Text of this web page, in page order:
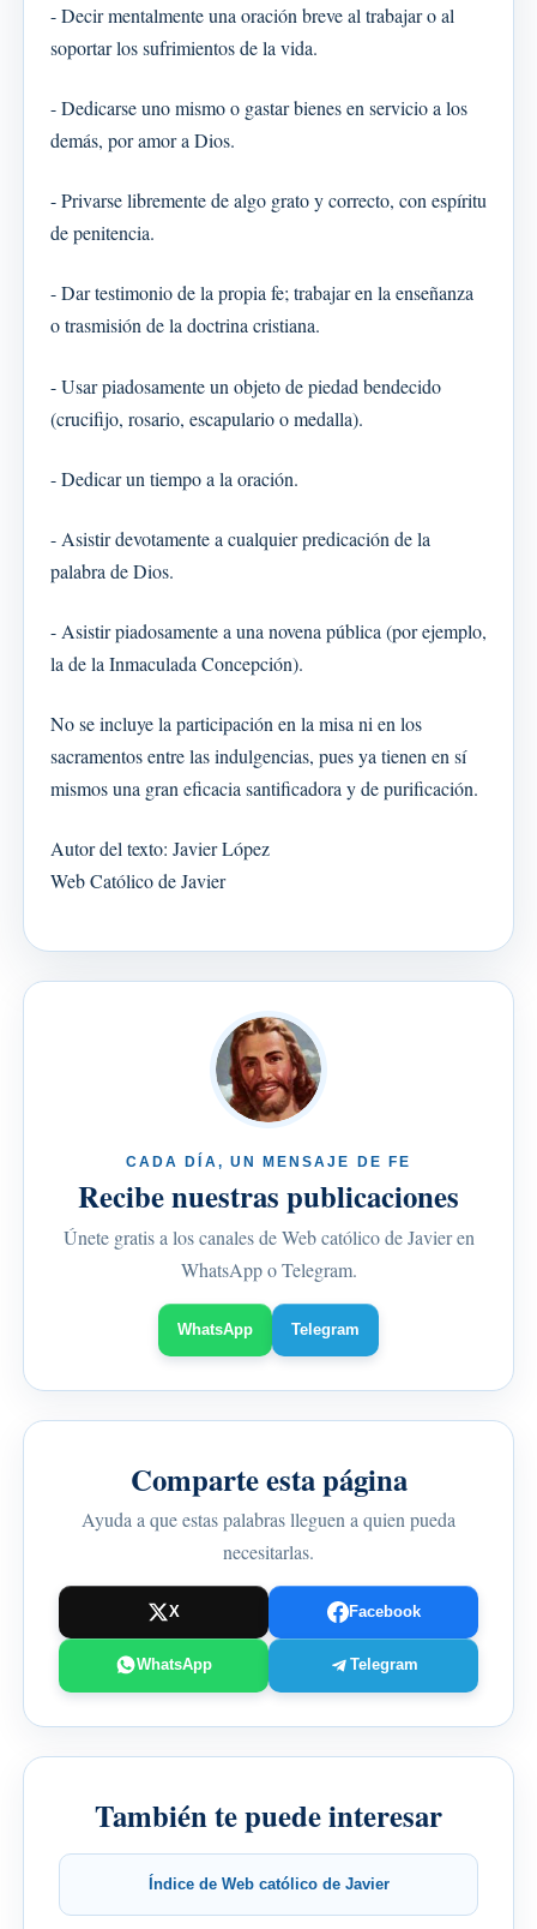
- Decir mentalmente una oración breve al trabajar o al
soportar los sufrimientos de la vida.
- Dedicarse uno mismo o gastar bienes en servicio a los
demás, por amor a Dios.
- Privarse libremente de algo grato y correcto, con espíritu
de penitencia.
- Dar testimonio de la propia fe; trabajar en la enseñanza
o trasmisión de la doctrina cristiana.
- Usar piadosamente un objeto de piedad bendecido
(crucifijo, rosario, escapulario o medalla).
- Dedicar un tiempo a la oración.
- Asistir devotamente a cualquier predicación de la
palabra de Dios.
- Asistir piadosamente a una novena pública (por ejemplo,
la de la Inmaculada Concepción).
No se incluye la participación en la misa ni en los
sacramentos entre las indulgencias, pues ya tienen en sí
mismos una gran eficacia santificadora y de purificación.
Autor del texto: Javier López
Web Católico de Javier
CADA DÍA, UN MENSAJE DE FE
Recibe nuestras publicaciones
Únete gratis a los canales de Web católico de Javier en
WhatsApp o Telegram.
WhatsApp Telegram
Comparte esta página
Ayuda a que estas palabras lleguen a quien pueda
necesitarlas.
X Facebook
WhatsApp Telegram
También te puede interesar
Índice de Web católico de Javier